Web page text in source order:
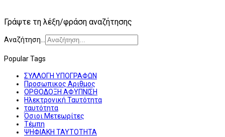
Γράψτε τη λέξη/φράση αναζήτησης
Αναζήτηση...
Popular Tags
ΣΥΛΛΟΓΗ ΥΠΟΓΡΑΦΩΝ
Προσωπικος Αριθμος
ΟΡΘΟΔΟΞΗ ΑΦΥΠΝΙΣΗ
Ηλεκτρονική Ταυτότητα
ταυτότητα
Όσιοι Μετεωρίτες
Τέμπη
ΨΗΦΙΑΚΗ ΤΑΥΤΟΤΗΤΑ